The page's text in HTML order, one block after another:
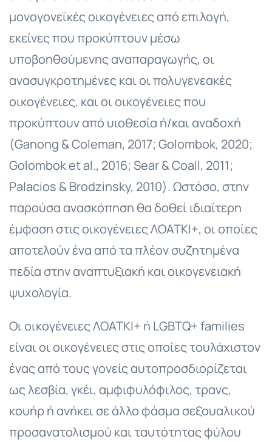
μονογονεϊκές οικογένειες από επιλογή,
εκείνες που προκύπτουν μέσω
υποβοηθούμενης αναπαραγωγής, οι
ανασυγκροτημένες και οι πολυγενεακές
οικογένειες, και οι οικογένειες που
προκύπτουν από υιοθεσία ή/και αναδοχή
(Ganong & Coleman, 2017; Golombok, 2020;
Golombok et al., 2016; Sear & Coall, 2011;
Palacios & Brodzinsky, 2010). Ωστόσο, στην
παρούσα ανασκόπηση θα δοθεί ιδιαίτερη
έμφαση στις οικογένειες ΛΟΑΤΚΙ+, οι οποίες
αποτελούν ένα από τα πλέον συζητημένα
πεδία στην αναπτυξιακή και οικογενειακή
ψυχολογία.
Οι οικογένειες ΛΟΑΤΚΙ+ ή LGBTQ+ families
είναι οι οικογένειες στις οποίες τουλάχιστον
ένας από τους γονείς αυτοπροσδιορίζεται
ως λεσβία, γκέι, αμφιφυλόφιλος, τρανς,
κουήρ ή ανήκει σε άλλο φάσμα σεξουαλικού
προσανατολισμού και ταυτότητας φύλου